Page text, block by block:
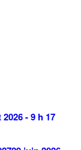
- 9 h 17